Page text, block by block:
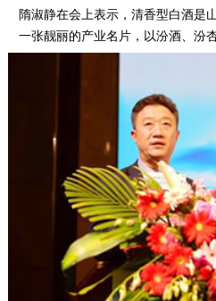
隋淑静在会上表示，清香型白酒是
一张靓丽的产业名片，以汾酒、汾